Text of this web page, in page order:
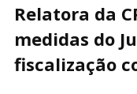
Relatora da
medidas do
fiscalização